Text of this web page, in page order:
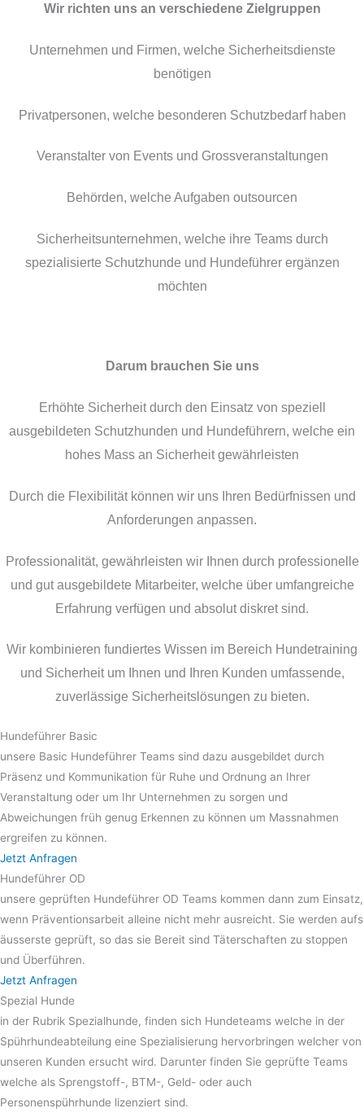
Wir richten uns an verschiedene Zielgruppen
Unternehmen und Firmen, welche Sicherheitsdienste
benötigen
Privatpersonen, welche besonderen Schutzbedarf haben
Veranstalter von Events und Grossveranstaltungen
Behörden, welche Aufgaben outsourcen
Sicherheitsunternehmen, welche ihre Teams durch
spezialisierte Schutzhunde und Hundeführer ergänzen
möchten
Darum brauchen Sie uns
Erhöhte Sicherheit durch den Einsatz von speziell
ausgebildeten Schutzhunden und Hundeführern, welche ein
hohes Mass an Sicherheit gewährleisten
Durch die Flexibilität können wir uns Ihren Bedürfnissen und
Anforderungen anpassen.
Professionalität, gewährleisten wir Ihnen durch professionelle
und gut ausgebildete Mitarbeiter, welche über umfangreiche
Erfahrung verfügen und absolut diskret sind.
Wir kombinieren fundiertes Wissen im Bereich Hundetraining
und Sicherheit um Ihnen und Ihren Kunden umfassende,
zuverlässige Sicherheitslösungen zu bieten.
Hundeführer Basic
unsere Basic Hundeführer Teams sind dazu ausgebildet durch
Präsenz und Kommunikation für Ruhe und Ordnung an Ihrer
Veranstaltung oder um Ihr Unternehmen zu sorgen und
Abweichungen früh genug Erkennen zu können um Massnahmen
ergreifen zu können.
Jetzt Anfragen
Hundeführer OD
unsere geprüften Hundeführer OD Teams kommen dann zum Einsatz,
wenn Präventionsarbeit alleine nicht mehr ausreicht. Sie werden aufs
äusserste geprüft, so das sie Bereit sind Täterschaften zu stoppen
und Überführen.
Jetzt Anfragen
Spezial Hunde
in der Rubrik Spezialhunde, finden sich Hundeteams welche in der
Spührhundeabteilung eine Spezialisierung hervorbringen welcher von
unseren Kunden ersucht wird. Darunter finden Sie geprüfte Teams
welche als Sprengstoff-, BTM-, Geld- oder auch
Personenspührhunde lizenziert sind.